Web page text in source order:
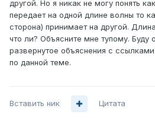
другой. Но я никак не могу понять
передает на одной длине волны то
сторона) принимает на другой.
что ли? Объясните мне тупому. Буду
развернутое объяснения с ссылками
по данной теме.
Вставить ник Цитата